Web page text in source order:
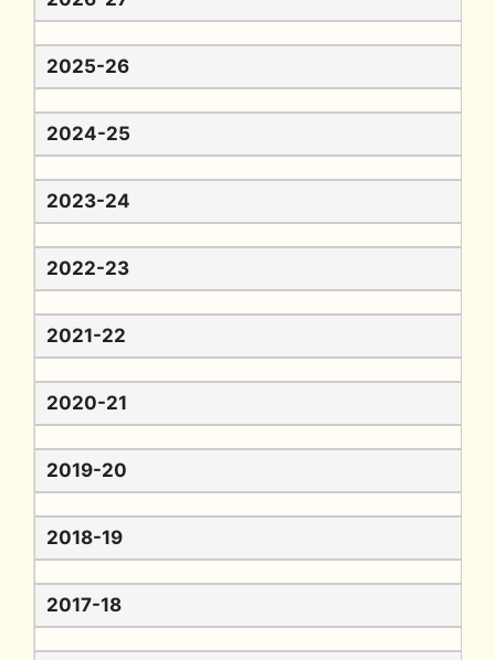
2025-26
2024-25
2023-24
2022-23
2021-22
2020-21
2019-20
2018-19
2017-18